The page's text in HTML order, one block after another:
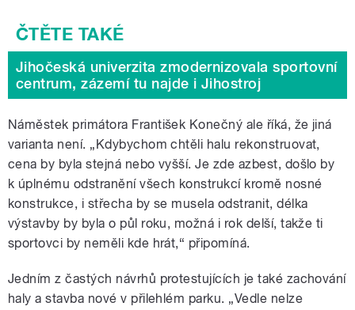
Jihočeská univerzita zmodernizovala sportovní
centrum, zázemí tu najde i Jihostroj
Náměstek primátora František Konečný ale říká, že jiná
varianta není. „Kdybychom chtěli halu rekonstruovat,
cena by byla stejná nebo vyšší. Je zde azbest, došlo by
k úplnému odstranění všech konstrukcí kromě nosné
konstrukce, i střecha by se musela odstranit, délka
výstavby by byla o půl roku, možná i rok delší, takže ti
sportovci by neměli kde hrát,“ připomíná.
Jedním z častých návrhů protestujících je také zachování
haly a stavba nové v přilehlém parku. „Vedle nelze